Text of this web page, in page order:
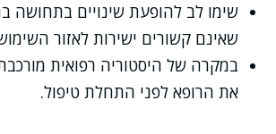
שימו לב להופעת שינויים בתחושה
שאינם קשורים ישירות לאזור
במקרה של היסטוריה רפואית
את הרופא לפני התחלת טיפול.